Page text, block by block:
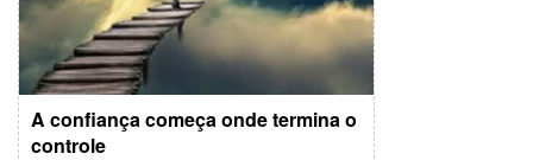
A confiança começa onde termina o
controle